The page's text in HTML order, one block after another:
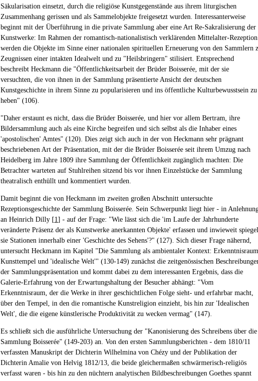
Säkularisation einsetzt, durch die religiöse Kunstgegenstände aus ihrem liturgischen
Zusammenhang gerissen und als Sammelobjekte freigesetzt wurden. Interessanterweise
beginnt mit der Überführung in die private Sammlung aber eine Art Re-Sakralisierung der
Kunstwerke: Im Rahmen der romantisch-nationalistisch verklärenden Mittelalter-Rezeption
werden die Objekte im Sinne einer nationalen spirituellen Erneuerung von den Sammlern
Zeugnissen einer intakten Idealwelt und zu "Heilsbringern" stilisiert. Entsprechend
beschreibt Heckmann die "Öffentlichkeitsarbeit der Brüder Boisserée, mit der sie
versuchten, die von ihnen in der Sammlung präsentierte Ansicht der deutschen
Kunstgeschichte in ihrem Sinne zu popularisieren und ins öffentliche Kulturbewusstsein zu
heben" (106).
"Daher erstaunt es nicht, dass die Brüder Boisserée, und hier vor allem Bertram, ihre
Bildersammlung auch als eine Kirche begreifen und sich selbst als die Inhaber eines
'apostolischen' Amtes" (120). Dies zeigt sich auch in der von Heckmann sehr prägnant
beschriebenen Art der Präsentation, mit der die Brüder Boisserée seit ihrem Umzug nach
Heidelberg im Jahre 1809 ihre Sammlung der Öffentlichkeit zugänglich machten: Die
Betrachter warteten auf Stuhlreihen sitzend bis vor ihnen Einzelstücke der Sammlung
theatralisch enthüllt und kommentiert wurden.
Damit beginnt die von Heckmann im zweiten großen Abschnitt untersuchte
Rezeptionsgeschichte der Sammlung Boisserée. Sein Schwerpunkt liegt hier - in
an Heinrich Dilly [1] - auf der Frage: "Wie lässt sich die 'im Laufe der Jahrhunderte
veränderte Präsenz der als Kunstwerke anerkannten Objekte' erfassen und inwieweit
sie Stationen innerhalb einer 'Geschichte des Sehens'?" (127). Sich dieser Frage nähernd,
untersucht Heckmann im Kapitel "Die Sammlung als ambientaler Kontext:
Kunsttempel und 'idealische Welt'" (130-149) zunächst die zeitgenössischen
der Sammlungspräsentation und kommt dabei zu dem interessanten Ergebnis, dass die
Galerie-Erfahrung von der Erwartungshaltung der Besucher abhängt: "Vom
Erkenntnisraum, der die Werke in ihrer geschichtlichen Folge sieht- und erfahrbar macht,
über den Tempel, in den die romantische Kunstreligion einzieht, bis hin zur 'Idealischen
Welt', die die eigene künstlerische Produktivität zu wecken vermag" (147).
Es schließt sich die ausführliche Untersuchung der "Kanonisierung des Schreibens über die
Sammlung Boisserée" (149-203) an. Von den ersten Sammlungsberichten - dem 1810/11
verfassten Manuskript der Dichterin Wilhelmina von Chézy und der Publikation der
Dichterin Amalie von Helvig 1812/13, die beide gleichermaßen schwärmerisch-religiös
verfasst waren - bis hin zu den nüchtern analytischen Bildbeschreibungen Goethes spannt